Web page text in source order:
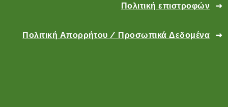
Πολιτική επιστροφών
Πολιτική Απορρήτου / Προσωπικά Δεδομένα